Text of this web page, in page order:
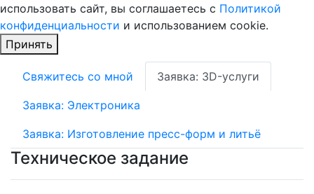
использовать сайт, вы соглашаетесь с Политикой
конфиденциальности и использованием cookie.
Принять
Свяжитесь со мной Заявка: 3D-услуги
Заявка: Электроника
Заявка: Изготовление пресс-форм и литьё
Техническое задание